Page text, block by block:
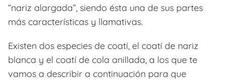
“nariz alargada”, siendo ésta una de sus partes
más características y llamativas.
Existen dos especies de coatí, el coatí de nariz
blanca y el coatí de cola anillada, a los que te
vamos a describir a continuación para que